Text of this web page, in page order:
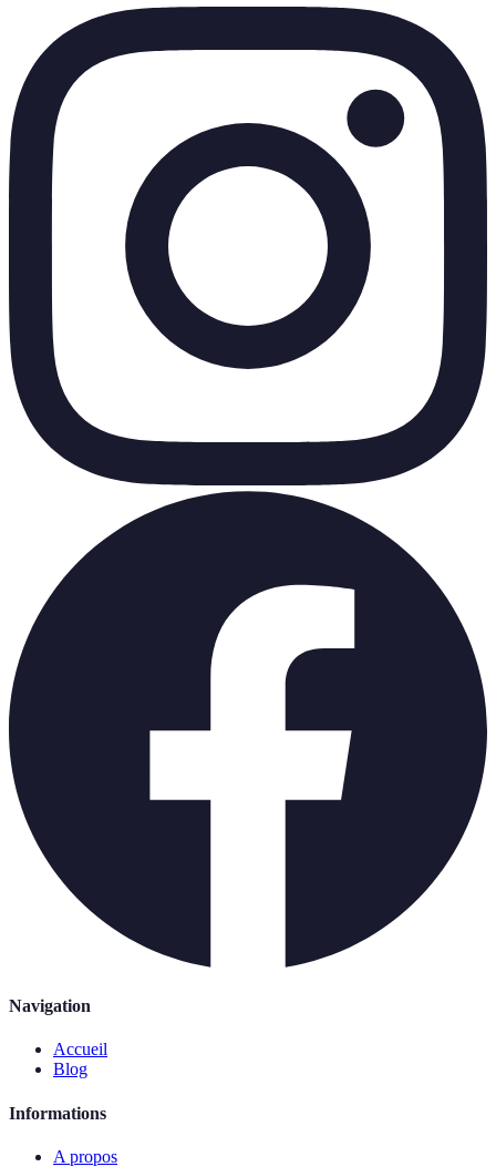
Navigation
Accueil
Blog
Informations
A propos